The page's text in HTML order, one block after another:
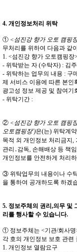
4. 개인정보처리 위탁
① <섬진강 향가 오토 캠핑
무처리를 위하여 다음과 같
1. <섬진강 향가 오토캠핑장>
- 위탁받는 자 (수탁자) : 김
- 위탁하는 업무의 내용 : 구
제 서비스 이용에 따른 본인
광고성 정보 제공 및 참여기
- 위탁기간 :
② <섬진강 향가 오토 캠핑
오토캠핑장')은(는) 위탁계
목적 외 개인정보 처리금지,
관리․감독, 손해배상 등 책
개인정보를 안전하게 처리
③ 위탁업무의 내용이나 수
을 통하여 공개하도록 하겠
5. 정보주체의 권리,의무 및
리를 행사할 수 있습니다.
① 정보주체는 <기관/회사명
각 호의 개인정보 보호 관련
1. 개인정보 열람요구